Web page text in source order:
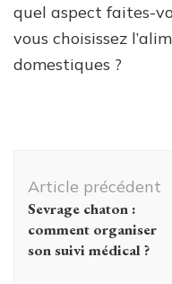
quel aspect faites-
vous choisissez
domestiques ?
d'article
Article précédent
Sevrage chaton :
comment organiser
son suivi médical ?